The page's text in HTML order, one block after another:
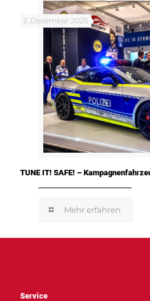
2. Dezember 2025
TUNE IT! SAFE! –
Mehr erfahren
Service